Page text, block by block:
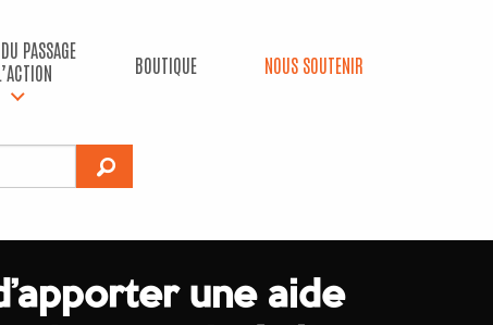
PASSAGE
BOUTIQUE NOUS SOUTENIR
une aide